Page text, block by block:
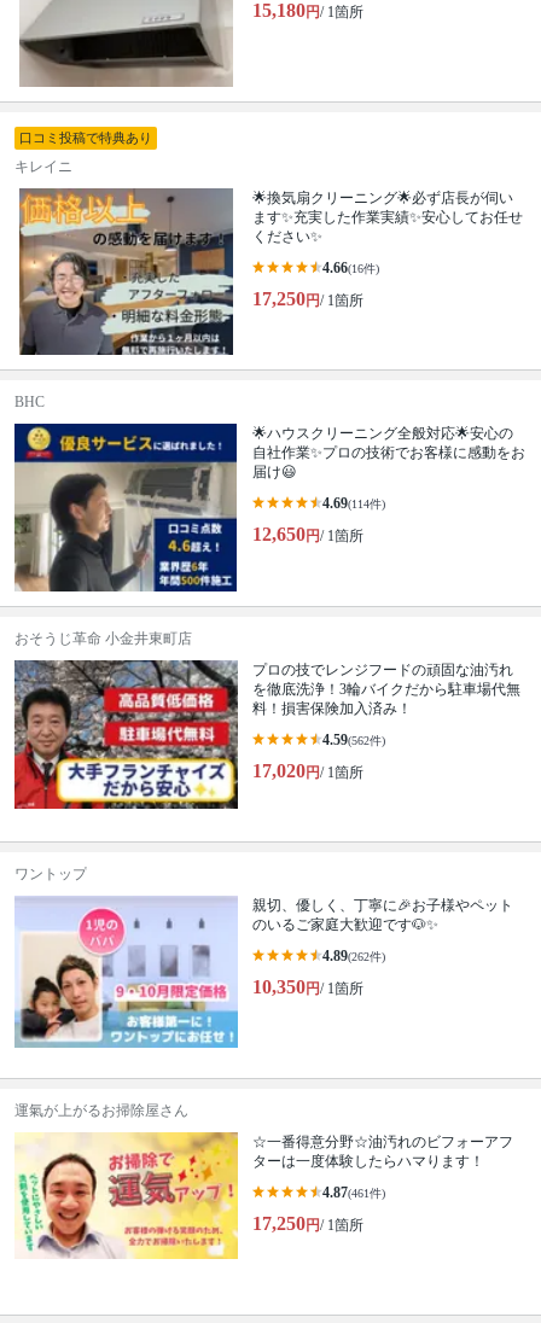
15,180円/ 1箇所
口コミ投稿で特典あり
キレイニ
🌟換気扇クリーニング🌟必ず店長が伺い
ます✨充実した作業実績✨安心してお任せ
ください✨
4.66(16件)
17,250円/ 1箇所
BHC
🌟ハウスクリーニング全般対応🌟安心の
自社作業✨プロの技術でお客様に感動をお
届け😃
4.69(114件)
12,650円/ 1箇所
おそうじ革命 小金井東町店
プロの技でレンジフードの頑固な油汚れ
を徹底洗浄！3輪バイクだから駐車場代無
料！損害保険加入済み！
4.59(562件)
17,020円/ 1箇所
ワントップ
親切、優しく、丁寧に🎉お子様やペット
のいるご家庭大歓迎です🐶✨
4.89(262件)
10,350円/ 1箇所
運氣が上がるお掃除屋さん
☆一番得意分野☆油汚れのビフォーアフ
ターは一度体験したらハマります！
4.87(461件)
17,250円/ 1箇所